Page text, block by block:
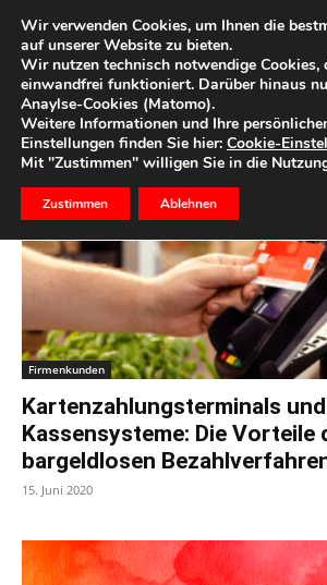
Start Schlagworte Kassensystem
Schlagwort:
Firmenkunden
Kartenzahlungsterminals und
Kassensysteme: Die Vorteile
bargeldlosen
15. Juni 2020
Wir verwenden Cookies, um Ihnen die
auf unserer Website zu bieten.
Wir nutzen technisch notwendige Cookies,
einwandfrei funktioniert. Darüber hinaus
Anaylse-Cookies (Matomo).
Weitere Informationen und Ihre
Einstellungen finden Sie hier: Cookie-
Mit "Zustimmen" willigen Sie in die
Zustimmen Ablehnen